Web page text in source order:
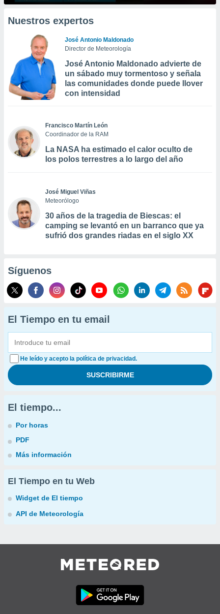
Nuestros expertos
José Antonio Maldonado
Director de Meteorología
José Antonio Maldonado advierte de
un sábado muy tormentoso y señala
las comunidades donde puede llover
con intensidad
Francisco Martín León
Coordinador de la RAM
La NASA ha estimado el calor oculto de
los polos terrestres a lo largo del año
José Miguel Viñas
Meteorólogo
30 años de la tragedia de Biescas: el
camping se levantó en un barranco que ya
sufrió dos grandes riadas en el siglo XX
Síguenos
El Tiempo en tu email
He leído y acepto la política de privacidad.
El tiempo...
Por horas
PDF
Más información
El Tiempo en tu Web
Widget de El tiempo
API de Meteorología